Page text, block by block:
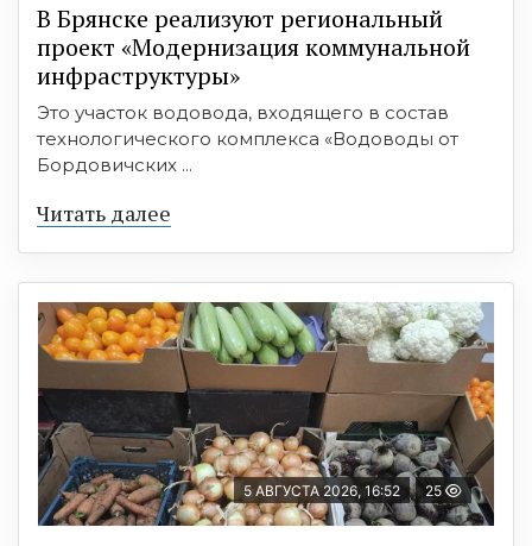
В Брянске реализуют региональный
проект «Модернизация коммунальной
инфраструктуры»
Это участок водовода, входящего в состав
технологического комплекса «Водоводы от
Бордовичских ...
Читать далее
5 АВГУСТА 2026, 16:52 25